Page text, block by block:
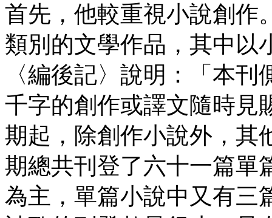
首先，他較重視小說創作
類別的文學作品，其中以
〈編後記〉說明：「本
千字的創作或譯文隨時見
期起，除創作小說外，其
期總共刊登了六十一篇單
為主，單篇小說中又有三